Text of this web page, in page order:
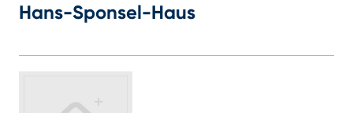
Hans-Sponsel-Haus